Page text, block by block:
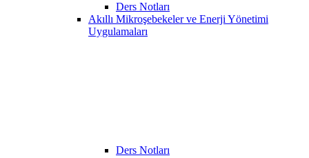
Ders Notları
Akıllı Mikroşebekeler ve Enerji Yönetimi
Uygulamaları
Ders Notları